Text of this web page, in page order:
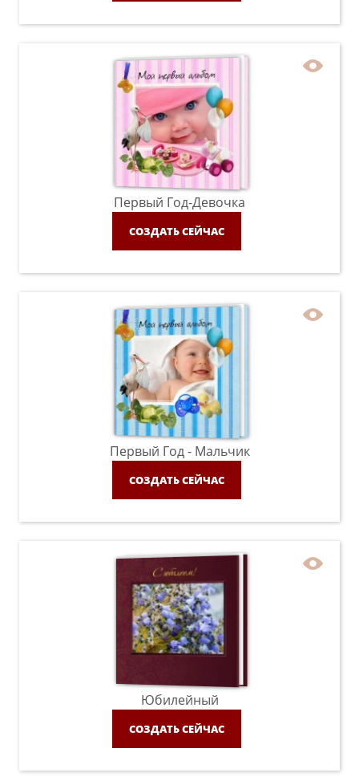
Первый Год-Девочка
СОЗДАТЬ СЕЙЧАС
Первый Год - Мальчик
СОЗДАТЬ СЕЙЧАС
Юбилейный
СОЗДАТЬ СЕЙЧАС